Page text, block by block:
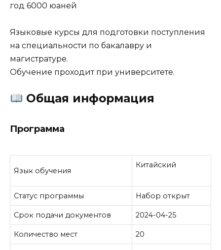
год 6000 юаней
Языковые курсы для подготовки поступления
на специальности по бакалавру и
магистратуре.
Обучение проходит при университете.
Общая информация
Программа
Язык обучения
Китайский
Статус программы Набор открыт
Срок подачи документов 2024-04-25
Количество мест 20